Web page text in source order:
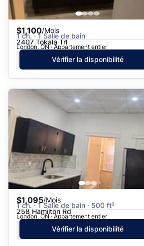
$1,100/Mois
1 ch. · 1 Salle de bain
2407 Tokala Trl
London, ON · Appartement entier
Vérifier la disponibilité
$1,095/Mois
1 ch. · 1 Salle de bain · 500 ft²
258 Hamilton Rd
London, ON · Appartement entier
Vérifier la disponibilité